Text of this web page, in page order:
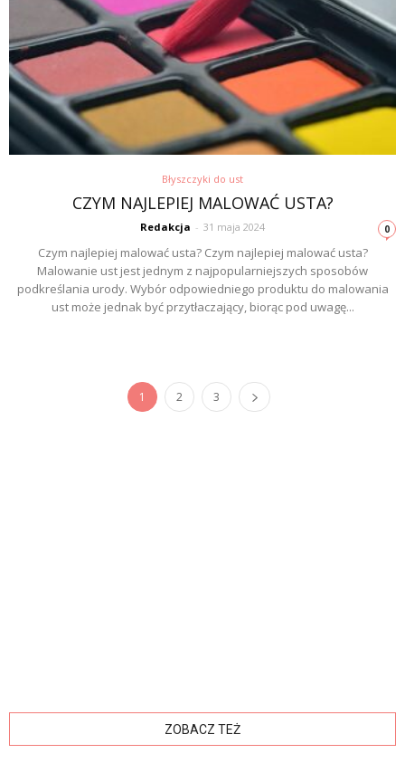
Błyszczyki do ust
CZYM NAJLEPIEJ MALOWAĆ USTA?
Redakcja - 31 maja 2024 0
Czym najlepiej malować usta? Czym najlepiej malować usta?
Malowanie ust jest jednym z najpopularniejszych sposobów
podkreślania urody. Wybór odpowiedniego produktu do malowania
ust może jednak być przytłaczający, biorąc pod uwagę...
1 2 3
ZOBACZ TEŻ